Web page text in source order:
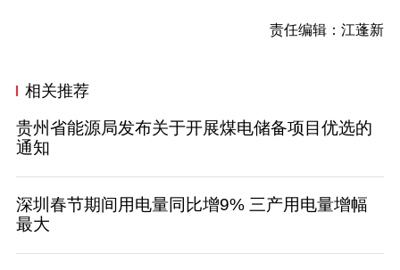
责任编辑：江蓬新
相关推荐
贵州省能源局发布关于开展煤电储备项目优选的
通知
深圳春节期间用电量同比增9% 三产用电量增幅
最大